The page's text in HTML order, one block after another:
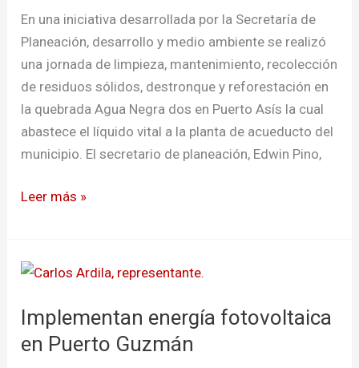
En una iniciativa desarrollada por la Secretaría de
Planeación, desarrollo y medio ambiente se realizó
una jornada de limpieza, mantenimiento, recolección
de residuos sólidos, destronque y reforestación en
la quebrada Agua Negra dos en Puerto Asís la cual
abastece el líquido vital a la planta de acueducto del
municipio. El secretario de planeación, Edwin Pino,
Puerto
Asís
Leer más »
Implementan energía fotovoltaica
en Puerto Guzmán
Implementan
fotovoltaica
en